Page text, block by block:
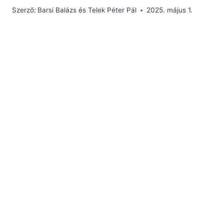
Szerző: Barsi Balázs és Telek Péter Pál 2025. május 1.